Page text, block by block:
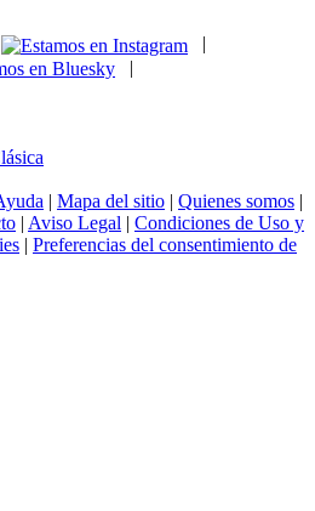
|
| Mapa del sitio | Quienes somos |
| Aviso Legal | Condiciones de Uso y
| Preferencias del consentimiento de